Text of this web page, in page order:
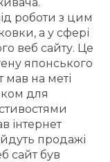
роботи з цим
а у сфері
веб сайту. Це
японського
мав на меті
для
інтернет
продажі
сайт був